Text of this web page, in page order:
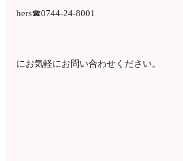
hers☎0744-24-8001
にお気軽にお問い合わせください。